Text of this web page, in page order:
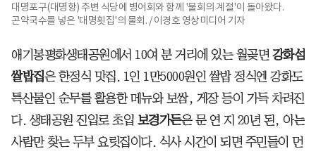
대명포구(대명항) 주변 식당에 병어회와 함께 '물회의 계절'이 돌아왔다.
곤약국수를 넣은 '대명횟집'의 물회. / 이경호 영상미디어 기자
애기봉평화생태공원에서 10여 분 거리에 있는 월곶면 강화섬
쌀밥집은 한정식 맛집. 1인 1만5000원인 쌀밥 정식엔 강화도
특산물인 순무를 활용한 메뉴와 보쌈, 게장 등이 가득 차려진
다. 생태공원 진입로 초입 보경가든은 문 연 지 20년 된, 아는
사람만 찾는 두부 요릿집이다. 식사 시간이 되면 주민들이 먼